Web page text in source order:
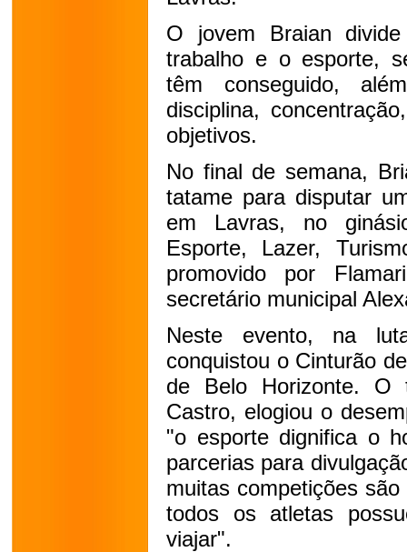
O jovem Braian
trabalho e o esporte,
têm conseguido,
disciplina,
objetivos.
No final de semana,
tatame para disputar
em Lavras, no
Esporte, Lazer,
promovido por
secretário municipal
Neste evento, na
conquistou o Cinturão
de Belo Horizonte. O
Castro, elogiou o
"o esporte dignifica o
parcerias para
muitas competições
todos os atletas
viajar".